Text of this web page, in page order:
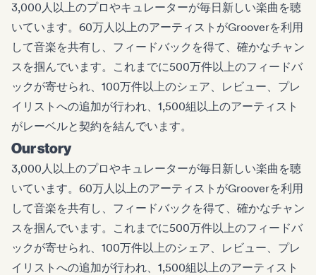
3,000人以上のプロやキュレーターが毎日新しい楽曲を聴
いています。60万人以上のアーティストがGrooverを利用
して音楽を共有し、フィードバックを得て、確かなチャン
スを掴んでいます。これまでに500万件以上のフィードバ
ックが寄せられ、100万件以上のシェア、レビュー、プレ
イリストへの追加が行われ、1,500組以上のアーティスト
がレーベルと契約を結んでいます。
Our story
3,000人以上のプロやキュレーターが毎日新しい楽曲を聴
いています。60万人以上のアーティストがGrooverを利用
して音楽を共有し、フィードバックを得て、確かなチャン
スを掴んでいます。これまでに500万件以上のフィードバ
ックが寄せられ、100万件以上のシェア、レビュー、プレ
イリストへの追加が行われ、1,500組以上のアーティスト